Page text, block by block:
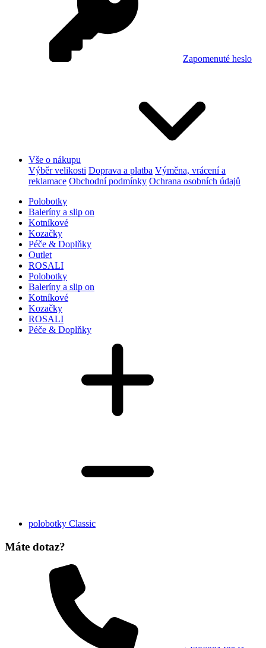
Zapomenuté heslo
Vše o nákupu
Výběr velikosti Doprava a platba Výměna, vrácení a
reklamace Obchodní podmínky Ochrana osobních údajů
Polobotky
Baleríny a slip on
Kotníkové
Kozačky
Péče & Doplňky
Outlet
ROSALI
Polobotky
Baleríny a slip on
Kotníkové
Kozačky
ROSALI
Péče & Doplňky
polobotky Classic
Máte dotaz?